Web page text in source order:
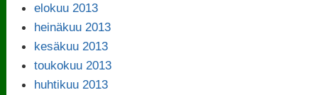
elokuu 2013
heinäkuu 2013
kesäkuu 2013
toukokuu 2013
huhtikuu 2013